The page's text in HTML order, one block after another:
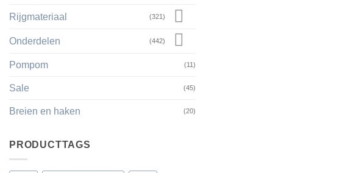
Rijgmateriaal (321)
Onderdelen (442)
Pompom (11)
Sale (45)
Breien en haken (20)
PRODUCTTAGS